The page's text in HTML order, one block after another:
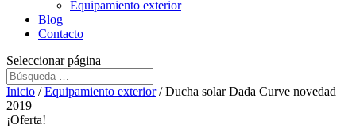
Equipamiento exterior
Blog
Contacto
Seleccionar página
Inicio /Equipamiento exterior/ Ducha solar Dada Curve novedad
2019
¡Oferta!